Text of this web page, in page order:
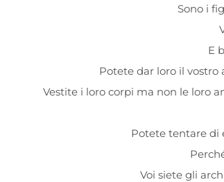
Sono i
E
Potete dar loro il vostro
Vestite i loro corpi ma non le loro
Potete tentare di
Voi siete gli